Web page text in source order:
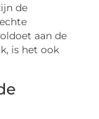
de
aan de
is het ook